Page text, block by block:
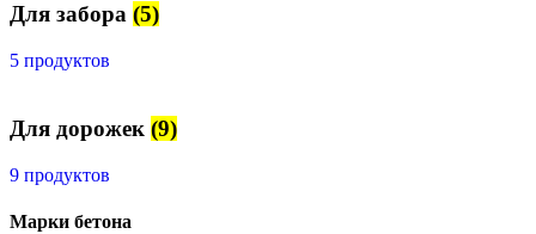
Для забора (5)
5 продуктов
Для дорожек (9)
9 продуктов
Марки бетона